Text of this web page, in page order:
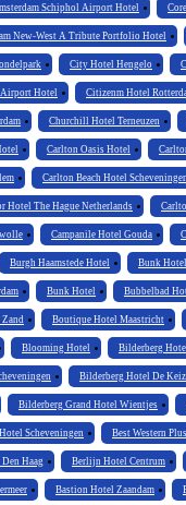
Schiphol Airport Hotel
New-West A Tribute Portfolio Hotel
City Hotel Hengelo
Hotel Citizenm Hotel
Churchill Hotel Terneuzen
Carlton Oasis Hotel
Carlton Beach Hotel Scheveningen
Hotel The Hague Netherlands
Campanile Hotel Gouda
Burgh Haamstede Hotel Bunk
Bunk Hotel Bubbelbad
Boutique Hotel Maastricht
Blooming Hotel Bilderberg
Bilderberg Hotel De
Bilderberg Grand Hotel Wientjes
Scheveningen Best Western
Haag Berlijn Hotel Centrum
Bastion Hotel Zaandam